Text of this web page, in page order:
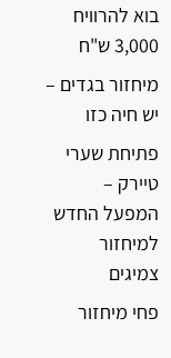
בוא להרוויח
3,000 ש"ח
מיחזור בגדים –
יש חיה כזו
פתיחת שערי
טיירק –
המפעל החדש
למיחזור
צמיגים
פחי מיחזור